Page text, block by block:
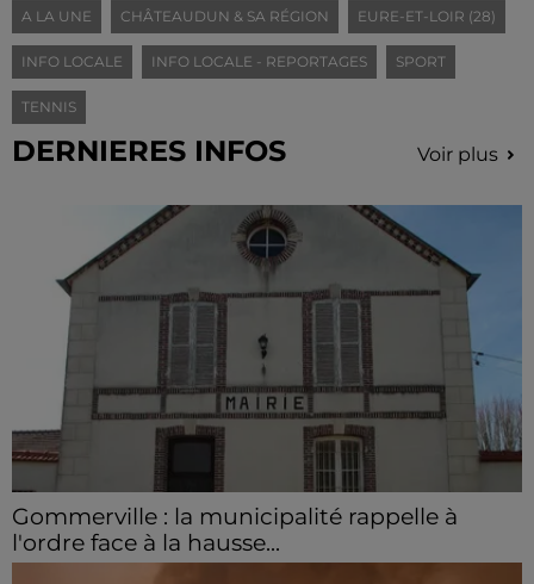
A LA UNE CHÂTEAUDUN & SA RÉGION EURE-ET-LOIR (28)
INFO LOCALE INFO LOCALE - REPORTAGES SPORT
TENNIS
DERNIERES INFOS Voir plus
Gommerville : la municipalité rappelle à
l'ordre face à la hausse...
Incrustation de déchets, déjections sur les sites